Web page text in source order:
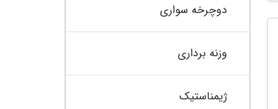
دوچرخه سواری
وزنه برداری
ژیمناستیک